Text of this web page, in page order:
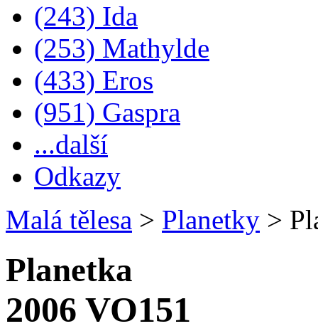
(243) Ida
(253) Mathylde
(433) Eros
(951) Gaspra
...další
Odkazy
Malá tělesa > Planetky >
Planetka
2006 VO151